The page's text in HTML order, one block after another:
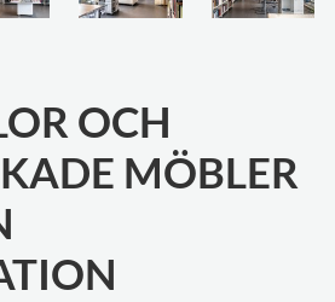
OCH
MÖBLER